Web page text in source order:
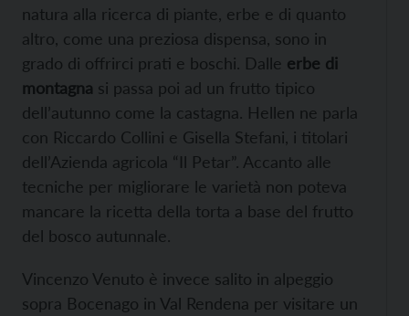
natura alla ricerca di piante, erbe e di quanto
altro, come una preziosa dispensa, sono in
grado di offrirci prati e boschi. Dalle erbe di
montagna si passa poi ad un frutto tipico
dell’autunno come la castagna. Hellen ne parla
con Riccardo Collini e Gisella Stefani, i titolari
dell’Azienda agricola “Il Petar”. Accanto alle
tecniche per migliorare le varietà non poteva
mancare la ricetta della torta a base del frutto
del bosco autunnale.
Vincenzo Venuto è invece salito in alpeggio
sopra Bocenago in Val Rendena per visitare un